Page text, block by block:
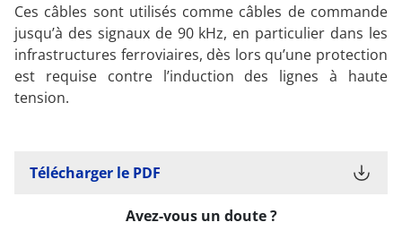
Ces câbles sont utilisés comme câbles de commande
jusqu’à des signaux de 90 kHz, en particulier dans les
infrastructures ferroviaires, dès lors qu’une protection
est requise contre l’induction des lignes à haute
tension.
Télécharger le PDF
Avez-vous un doute ?